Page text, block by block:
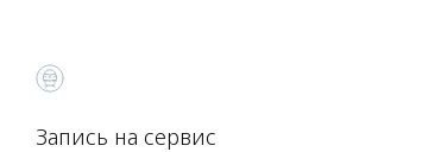
Запись на сервис